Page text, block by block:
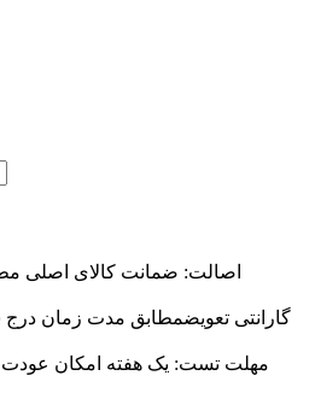
اصالت: ضمانت کالای اصلی
گارانتی تعویضمطابق مدت زمان درج
مهلت تست: یک هفته امکان عودت